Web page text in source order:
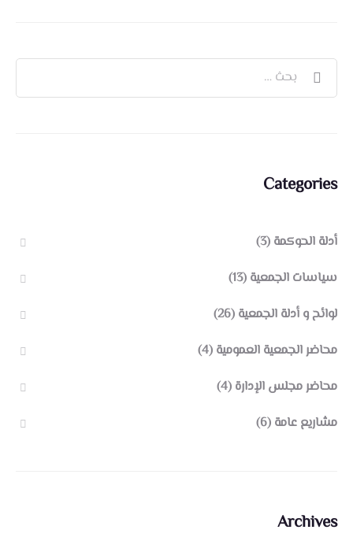
Categories
أدلة الحوكمة (3)
سياسات الجمعية (13)
لوائح و أدلة الجمعية (26)
محاضر الجمعية العمومية (4)
محاضر مجلس الإدارة (4)
مشاريع عامة (6)
Archives